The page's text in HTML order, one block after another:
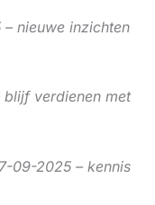
nieuwe inzichten
verdienen met
09-2025 – kennis